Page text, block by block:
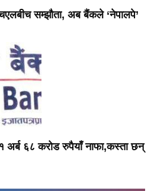
सम्झौता, अब बैंकले ‘नेपालपे’
अर्ब ६८ करोड रुपैयाँ नाफा,कस्ता छन्